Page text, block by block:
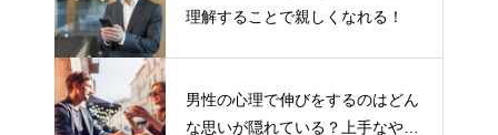
理解することで親しくなれる！
男性の心理で伸びをするのはどん
な思いが隠れている？上手なやり